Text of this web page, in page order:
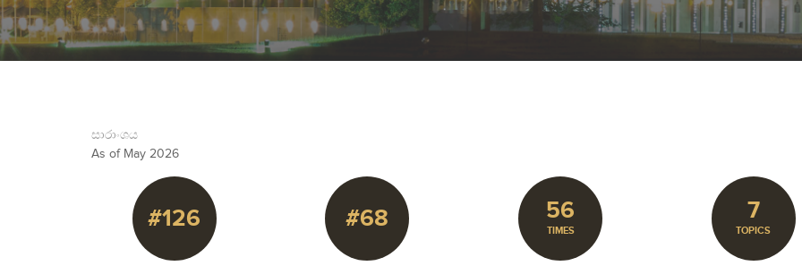
සාරාංශය
As of May 2026
#126 #68 56
TIMES
7
TOPICS